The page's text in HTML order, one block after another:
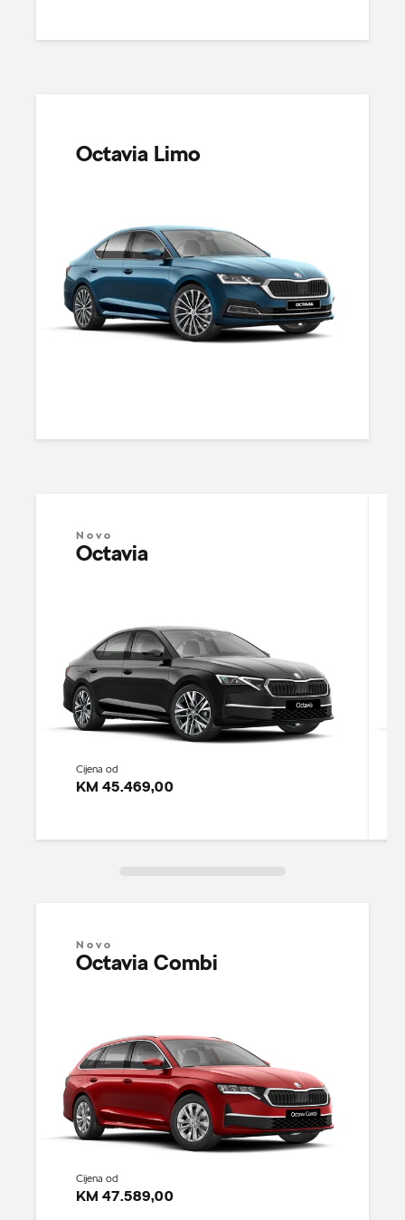
Octavia Limo
Novo
Octavia
Cijena od
KM 45.469,00
Novo
Octavia Combi
Cijena od
KM 47.589,00